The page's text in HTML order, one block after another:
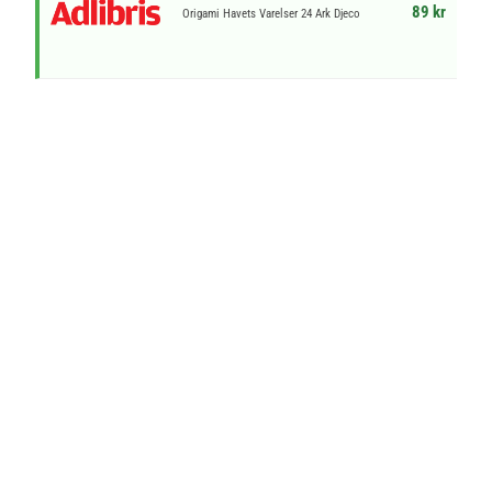
Origami Havets Varelser 24 Ark Djeco 89 kr